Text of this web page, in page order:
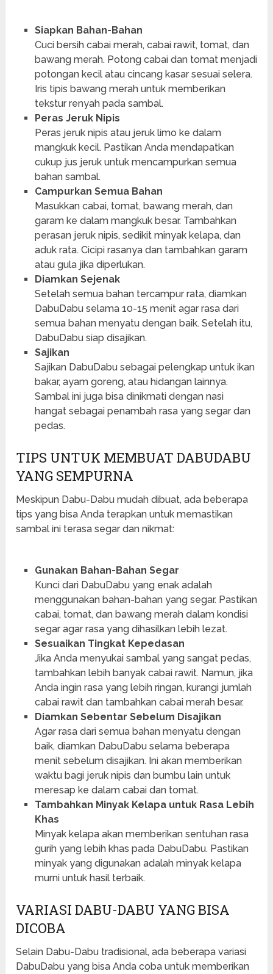
Siapkan Bahan-Bahan
Cuci bersih cabai merah, cabai rawit, tomat, dan
bawang merah. Potong cabai dan tomat menjadi
potongan kecil atau cincang kasar sesuai selera.
Iris tipis bawang merah untuk memberikan
tekstur renyah pada sambal.
Peras Jeruk Nipis
Peras jeruk nipis atau jeruk limo ke dalam
mangkuk kecil. Pastikan Anda mendapatkan
cukup jus jeruk untuk mencampurkan semua
bahan sambal.
Campurkan Semua Bahan
Masukkan cabai, tomat, bawang merah, dan
garam ke dalam mangkuk besar. Tambahkan
perasan jeruk nipis, sedikit minyak kelapa, dan
aduk rata. Cicipi rasanya dan tambahkan garam
atau gula jika diperlukan.
Diamkan Sejenak
Setelah semua bahan tercampur rata, diamkan
DabuDabu selama 10-15 menit agar rasa dari
semua bahan menyatu dengan baik. Setelah itu,
DabuDabu siap disajikan.
Sajikan
Sajikan DabuDabu sebagai pelengkap untuk ikan
bakar, ayam goreng, atau hidangan lainnya.
Sambal ini juga bisa dinikmati dengan nasi
hangat sebagai penambah rasa yang segar dan
pedas.
TIPS UNTUK MEMBUAT DABUDABU
YANG SEMPURNA
Meskipun Dabu-Dabu mudah dibuat, ada beberapa
tips yang bisa Anda terapkan untuk memastikan
sambal ini terasa segar dan nikmat:
Gunakan Bahan-Bahan Segar
Kunci dari DabuDabu yang enak adalah
menggunakan bahan-bahan yang segar. Pastikan
cabai, tomat, dan bawang merah dalam kondisi
segar agar rasa yang dihasilkan lebih lezat.
Sesuaikan Tingkat Kepedasan
Jika Anda menyukai sambal yang sangat pedas,
tambahkan lebih banyak cabai rawit. Namun, jika
Anda ingin rasa yang lebih ringan, kurangi jumlah
cabai rawit dan tambahkan cabai merah besar.
Diamkan Sebentar Sebelum Disajikan
Agar rasa dari semua bahan menyatu dengan
baik, diamkan DabuDabu selama beberapa
menit sebelum disajikan. Ini akan memberikan
waktu bagi jeruk nipis dan bumbu lain untuk
meresap ke dalam cabai dan tomat.
Tambahkan Minyak Kelapa untuk Rasa Lebih
Khas
Minyak kelapa akan memberikan sentuhan rasa
gurih yang lebih khas pada DabuDabu. Pastikan
minyak yang digunakan adalah minyak kelapa
murni untuk hasil terbaik.
VARIASI DABU-DABU YANG BISA
DICOBA
Selain Dabu-Dabu tradisional, ada beberapa variasi
DabuDabu yang bisa Anda coba untuk memberikan